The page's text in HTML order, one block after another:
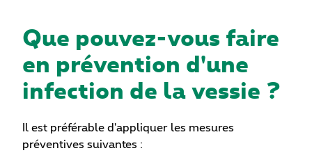
Que pouvez-vous faire
en prévention d'une
infection de la vessie ?
Il est préférable d'appliquer les mesures
préventives suivantes :